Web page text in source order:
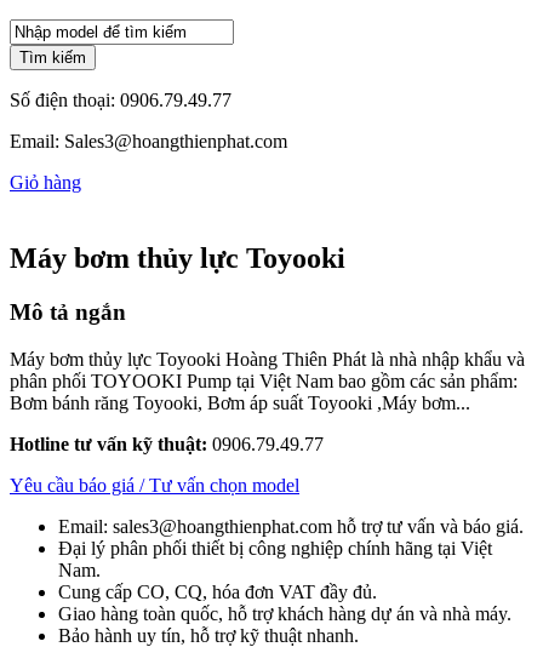
Tìm kiếm
Số điện thoại: 0906.79.49.77
Email: Sales3@hoangthienphat.com
Giỏ hàng
Máy bơm thủy lực Toyooki
Mô tả ngắn
Máy bơm thủy lực Toyooki Hoàng Thiên Phát là nhà nhập khẩu và
phân phối TOYOOKI Pump tại Việt Nam bao gồm các sản phẩm:
Bơm bánh răng Toyooki, Bơm áp suất Toyooki ,Máy bơm...
Hotline tư vấn kỹ thuật: 0906.79.49.77
Yêu cầu báo giá / Tư vấn chọn model
Email: sales3@hoangthienphat.com hỗ trợ tư vấn và báo giá.
Đại lý phân phối thiết bị công nghiệp chính hãng tại Việt
Nam.
Cung cấp CO, CQ, hóa đơn VAT đầy đủ.
Giao hàng toàn quốc, hỗ trợ khách hàng dự án và nhà máy.
Bảo hành uy tín, hỗ trợ kỹ thuật nhanh.